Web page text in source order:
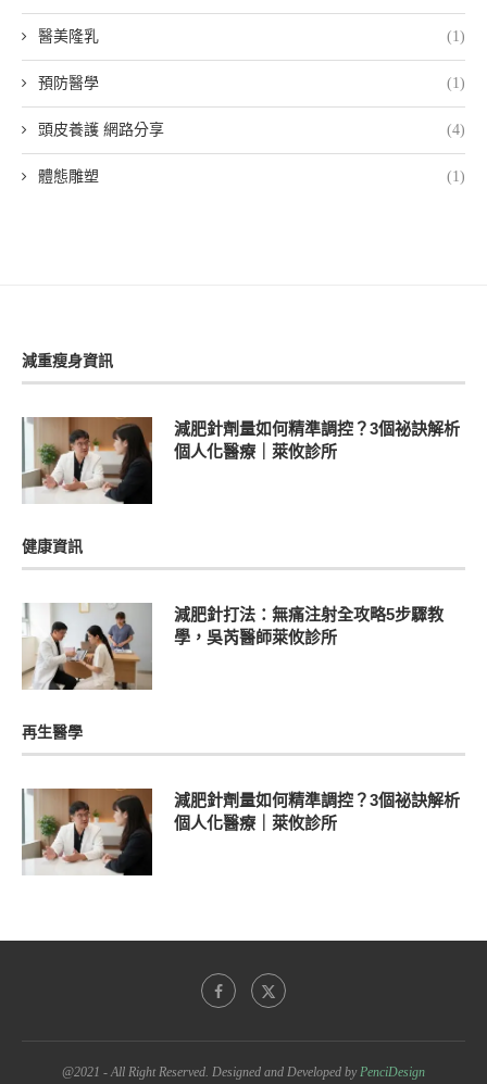
醫美隆乳 (1)
預防醫學 (1)
頭皮養護 網路分享 (4)
體態雕塑 (1)
減重瘦身資訊
減肥針劑量如何精準調控？3個祕訣解析
個人化醫療｜萊攸診所
健康資訊
減肥針打法：無痛注射全攻略5步驟教
學，吳芮醫師萊攸診所
再生醫學
減肥針劑量如何精準調控？3個祕訣解析
個人化醫療｜萊攸診所
@2021 - All Right Reserved. Designed and Developed byPenciDesign